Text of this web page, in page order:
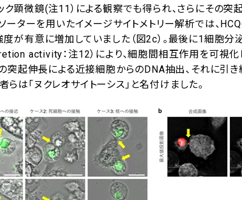
顕微鏡(注11）による観察でも得られ、さらにその突
ーターを用いたイメージサイトメトリー解析では、
が有意に増加していました（図2c）。最後に1細胞分
activity：注12）により、細胞間相互作用を可視
の突起伸長による近接細胞からのDNA抽出、それに引
は「ヌクレオサイトーシス」と名付けました。